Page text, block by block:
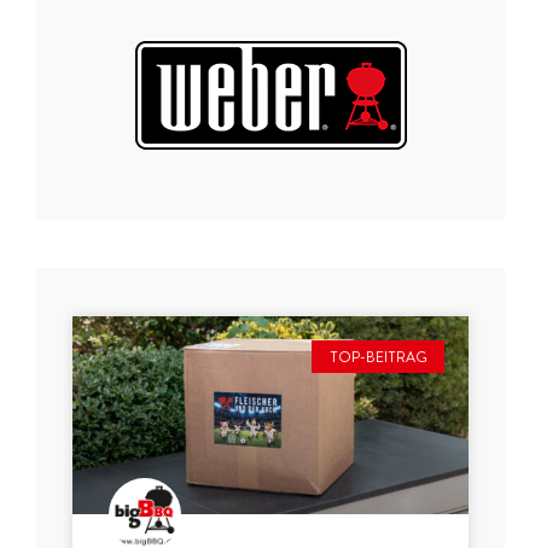
TOP-BEITRAG